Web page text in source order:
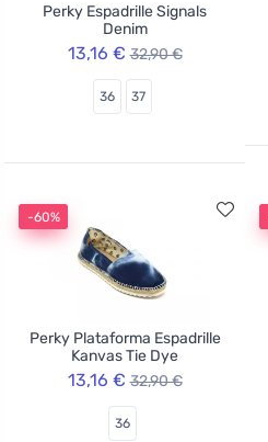
Perky Espadrille Signals
Denim
13,16 € 32,90 €
36 37
-60%
Perky Plataforma Espadrille
Kanvas Tie Dye
13,16 € 32,90 €
36